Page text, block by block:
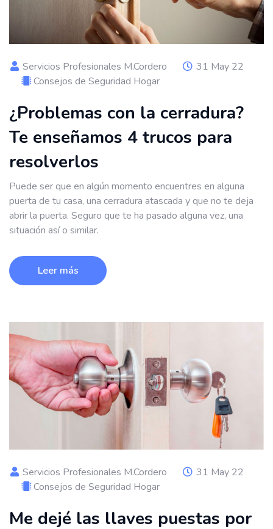
Servicios Profesionales M.Cordero
31 May 22
Consejos de Seguridad Hogar
¿Problemas con la cerradura?
Te enseñamos 4 trucos para
resolverlos
Puede ser que en algún momento encuentres en alguna
puerta de tu casa, una cerradura atascada y que no te deja
abrir la puerta. Seguro que te ha pasado alguna vez, una
situación así o similar.
Leer más
Servicios Profesionales M.Cordero
31 May 22
Consejos de Seguridad Hogar
Me dejé las llaves puestas por